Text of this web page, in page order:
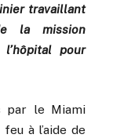
travaillant
la mission
pour
par le Miami
à l’aide de